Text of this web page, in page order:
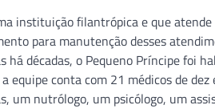
instituição filantrópica e que atende
para manutenção desses
há décadas, o Pequeno Príncipe foi
equipe conta com 21 médicos de
um nutrólogo, um psicólogo, um